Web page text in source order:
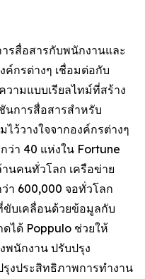
รสื่อสารกับพนักงานและ
กรต่างๆ เชื่อมต่อกับ
ามแบบเรียลไทม์ที่สร้าง
นการสื่อสารสำหรับ
ว้วางใจจากองค์กรต่างๆ
ว่า 40 แห่งใน Fortune
นคนทั่วโลก เครือข่าย
า 600,000 จอทั่วโลก
บเคลื่อนด้วยข้อมูลกับ
ได้ Poppulo ช่วยให้
พนักงาน ปรับปรุง
งประสิทธิภาพการทำงาน